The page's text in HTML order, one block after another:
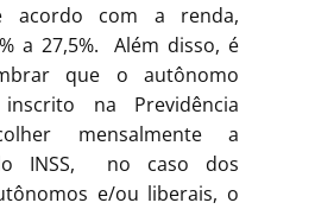
acordo com a renda,
a 27,5%. Além disso, é
que o autônomo
na Previdência
mensalmente a
INSS, no caso dos
e/ou liberais, o